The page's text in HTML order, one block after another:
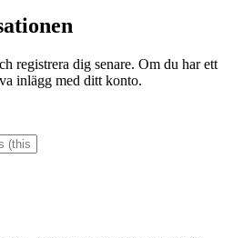
registrera dig senare. Om du har ett
inlägg med ditt konto.